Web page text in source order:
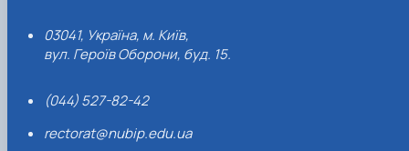
03041, Україна, м. Київ,
вул. Героїв Оборони, буд. 15.
(044) 527-82-42
rectorat@nubip.edu.ua